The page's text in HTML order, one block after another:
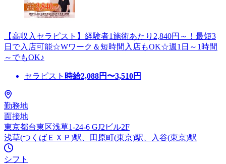
【高収入セラピスト】経験者1施術あたり2,840円～！最短3
日で入店可能☆Wワーク＆短時間入店もOK☆週1日～1時間
～でもOK♪
セラピスト 時給2,088円〜3,510円
勤務地
面接地
東京都台東区浅草1-24-6 GJ2ビル2F
浅草(つくばＥＸＰ)駅、田原町(東京)駅、入谷(東京)駅
シフト